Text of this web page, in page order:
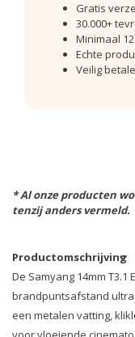
Gratis
30.000+
Minimaal
Echte
Veilig
* Al onze producten
tenzij anders vermeld.
Productomschrijving
De Samyang 14mm T3.1
brandpuntsafstand
een metalen vatting,